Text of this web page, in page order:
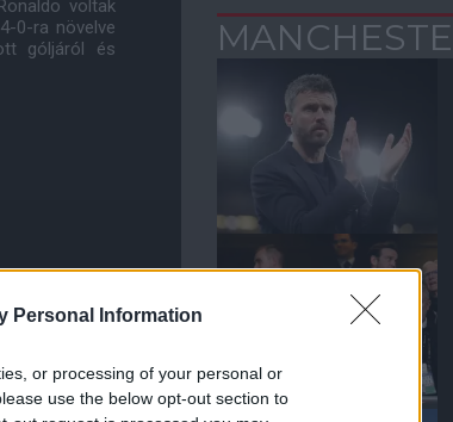
Personal Information
or processing of your personal or
use the below opt-out section to
voltak
0-ra növelve
góljáról és